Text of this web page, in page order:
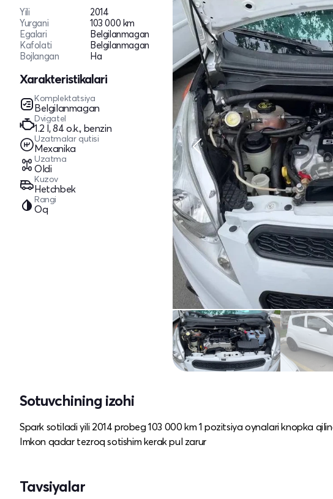
Yili
2014
Yurgani
103 000 km
Egalari
Belgilanmagan
Kafolati
Belgilanmagan
Bojlangan
Ha
Xarakteristikalari
Komplektatsiya
Belgilanmagan
Dvigatel
1.2 l, 84 o.k., benzin
Uzatmalar qutisi
Mexanika
Uzatma
Oldi
Kuzov
Hetchbek
Rangi
Oq
Sotuvchining izohi
Spark sotiladi yili 2014 probeg 103 000 km 1 pozitsiya oynalari knopka
Imkon qadar tezroq sotishim kerak pul zarur
Tavsiyalar